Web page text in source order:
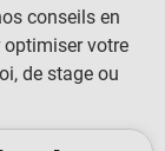
conseils en
votre
de stage ou